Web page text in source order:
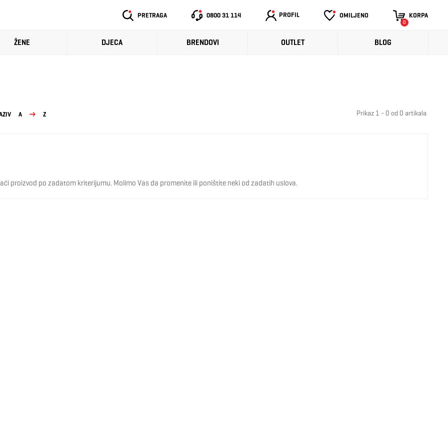
PRETRAGA 0800 31 114 PROFIL OMILJENO KORPA
0
ŽENE DJECA BRENDOVI OUTLET BLOG
A Z Prikaz 1 - 0 od 0 artikala
proizvod po zadatom kriterijumu. Molimo Vas da promenite ili poništite neki od zadatih uslova.